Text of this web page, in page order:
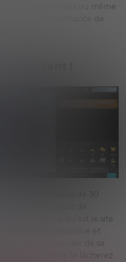
discussions utiles ou même
véritable performance de
attendent !
entier, plus de 30
différents types de
c’est ce qu’est le site
. C’est pratique et
pas vous soucier de sa
une fois et ne le lâcherez